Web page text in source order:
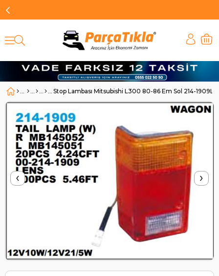
Stop Lambası Mitsubishi L300 80-86 Em Sol 214-1909L |
‹ ›